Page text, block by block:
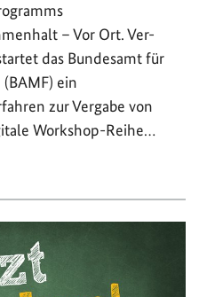
– Vor Ort. Ver-
das Bundesamt für
ein
zur Vergabe von
Workshop-Reihe…